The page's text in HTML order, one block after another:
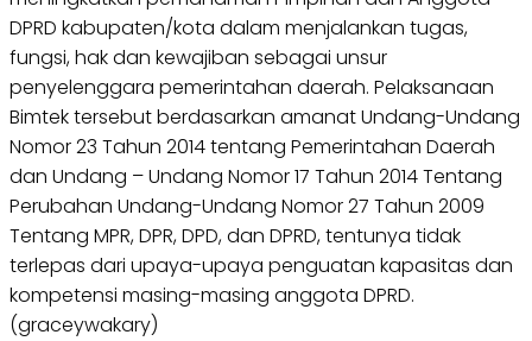
DPRD kabupaten/kota dalam menjalankan tugas,
fungsi, hak dan kewajiban sebagai unsur
penyelenggara pemerintahan daerah. Pelaksanaan
Bimtek tersebut berdasarkan amanat Undang-Undang
Nomor 23 Tahun 2014 tentang Pemerintahan Daerah
dan Undang – Undang Nomor 17 Tahun 2014 Tentang
Perubahan Undang-Undang Nomor 27 Tahun 2009
Tentang MPR, DPR, DPD, dan DPRD, tentunya tidak
terlepas dari upaya-upaya penguatan kapasitas dan
kompetensi masing-masing anggota DPRD.
(graceywakary)